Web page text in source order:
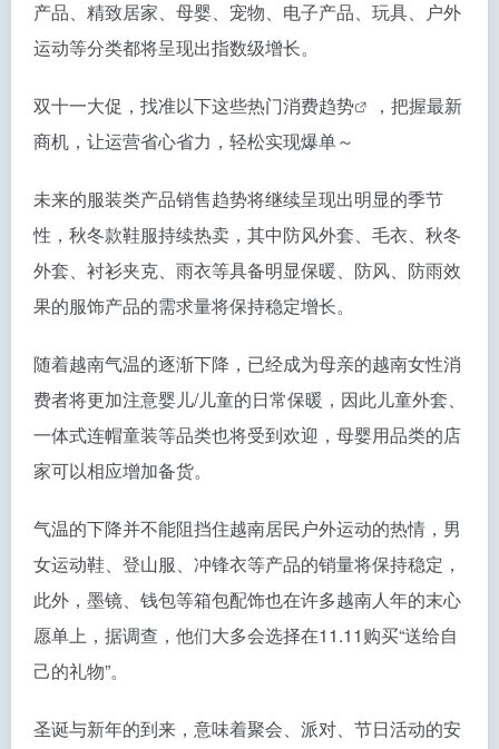
产品、精致居家、母婴、宠物、电子产品、玩具、户外
运动等分类都将呈现出指数级增长。
双十一大促，找准以下这些热门消费趋势
，把握最新
商机，让运营省心省力，轻松实现爆单～
未来的服装类产品销售趋势将继续呈现出明显的季节
性，秋冬款鞋服持续热卖，其中防风外套、毛衣、秋冬
外套、衬衫夹克、雨衣等具备明显保暖、防风、防雨效
果的服饰产品的需求量将保持稳定增长。
随着越南气温的逐渐下降，已经成为母亲的越南女性消
费者将更加注意婴儿/儿童的日常保暖，因此儿童外套、
一体式连帽童装等品类也将受到欢迎，母婴用品类的店
家可以相应增加备货。
气温的下降并不能阻挡住越南居民户外运动的热情，男
女运动鞋、登山服、冲锋衣等产品的销量将保持稳定，
此外，墨镜、钱包等箱包配饰也在许多越南人年的末心
愿单上，据调查，他们大多会选择在11.11购买“送给自
己的礼物”。
圣诞与新年的到来，意味着聚会、派对、节日活动的安